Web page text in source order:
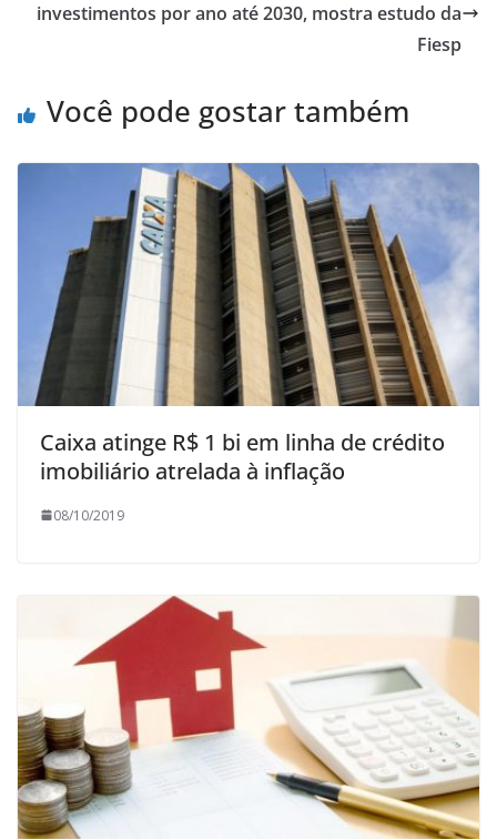
investimentos por ano até 2030, mostra estudo da
Fiesp
Você pode gostar também
Caixa atinge R$ 1 bi em linha de crédito
imobiliário atrelada à inflação
08/10/2019